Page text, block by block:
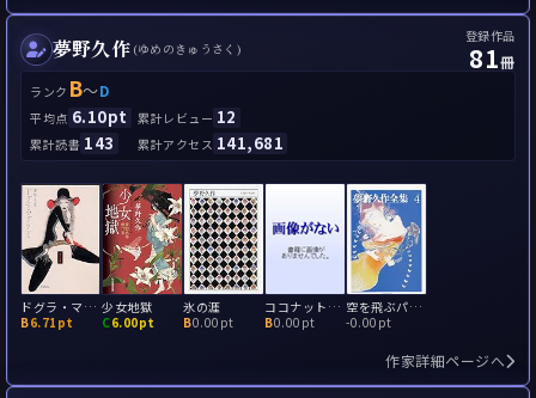
夢野久作 (ゆめのきゅうさく)
登録作品
81冊
ランク B～D
平均点 6.10pt 累計レビュー 12
累計読書 143 累計アクセス 141,681
ドグラ・マグラ
B6.71pt
少女地獄
C6.00pt
氷の涯
B0.00pt
ココナットの実
B0.00pt
空を飛ぶパラソル
-0.00pt
作家詳細ページへ